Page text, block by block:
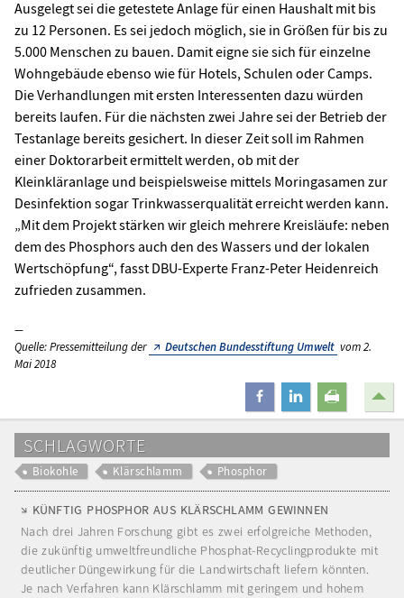
Ausgelegt sei die getestete Anlage für einen Haushalt mit bis
zu 12 Personen. Es sei jedoch möglich, sie in Größen für bis zu
5.000 Menschen zu bauen. Damit eigne sie sich für einzelne
Wohngebäude ebenso wie für Hotels, Schulen oder Camps.
Die Verhandlungen mit ersten Interessenten dazu würden
bereits laufen. Für die nächsten zwei Jahre sei der Betrieb der
Testanlage bereits gesichert. In dieser Zeit soll im Rahmen
einer Doktorarbeit ermittelt werden, ob mit der
Kleinkläranlage und beispielsweise mittels Moringasamen zur
Desinfektion sogar Trinkwasserqualität erreicht werden kann.
„Mit dem Projekt stärken wir gleich mehrere Kreisläufe: neben
dem des Phosphors auch den des Wassers und der lokalen
Wertschöpfung“, fasst DBU-Experte Franz-Peter Heidenreich
zufrieden zusammen.
Quelle: Pressemitteilung der Deutschen Bundesstiftung Umwelt vom 2.
Mai 2018
teilen mitteilendrucken
SCHLAGWORTE
Biokohle Klärschlamm Phosphor
KÜNFTIG PHOSPHOR AUS KLÄRSCHLAMM GEWINNEN
Nach drei Jahren Forschung gibt es zwei erfolgreiche Methoden,
die zukünftig umweltfreundliche Phosphat-Recyclingprodukte mit
deutlicher Düngewirkung für die Landwirtschaft liefern könnten.
Je nach Verfahren kann Klärschlamm mit geringem und hohem